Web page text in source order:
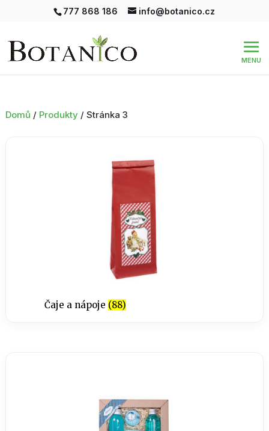
777 868 186 info@botanico.cz
Domů / Produkty / Stránka 3
Čaje a nápoje (88)